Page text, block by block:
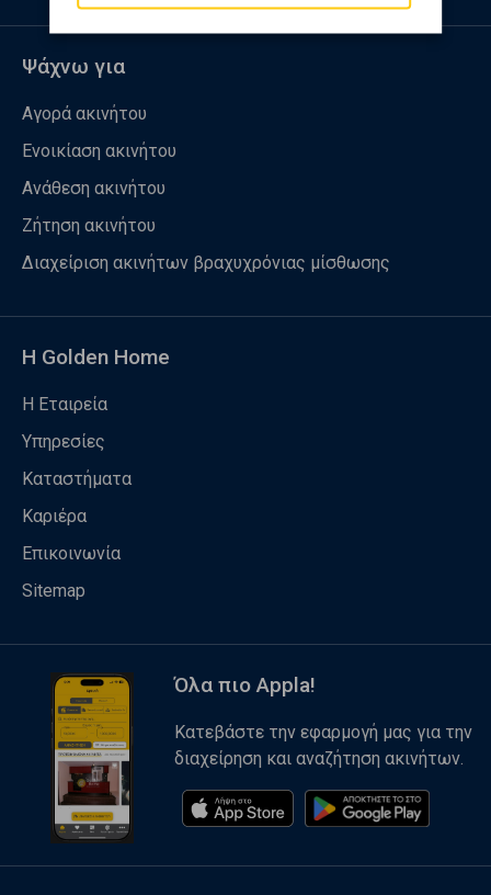
Ψάχνω για
Αγορά ακινήτου
Ενοικίαση ακινήτου
Ανάθεση ακινήτου
Ζήτηση ακινήτου
Διαχείριση ακινήτων βραχυχρόνιας μίσθωσης
Η Golden Home
Η Εταιρεία
Υπηρεσίες
Καταστήματα
Καριέρα
Επικοινωνία
Sitemap
Όλα πιο Appla!
Κατεβάστε την εφαρμογή μας για την
διαχείρηση και αναζήτηση ακινήτων.